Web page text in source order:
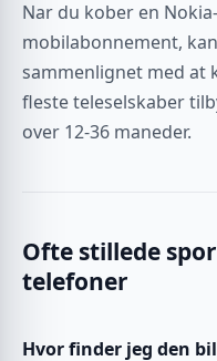
Nar du kober en
mobilabonnement,
sammenlignet med at
fleste teleselskaber
over 12-36 maneder.
Ofte stillede
telefoner
Hvor finder jeg den